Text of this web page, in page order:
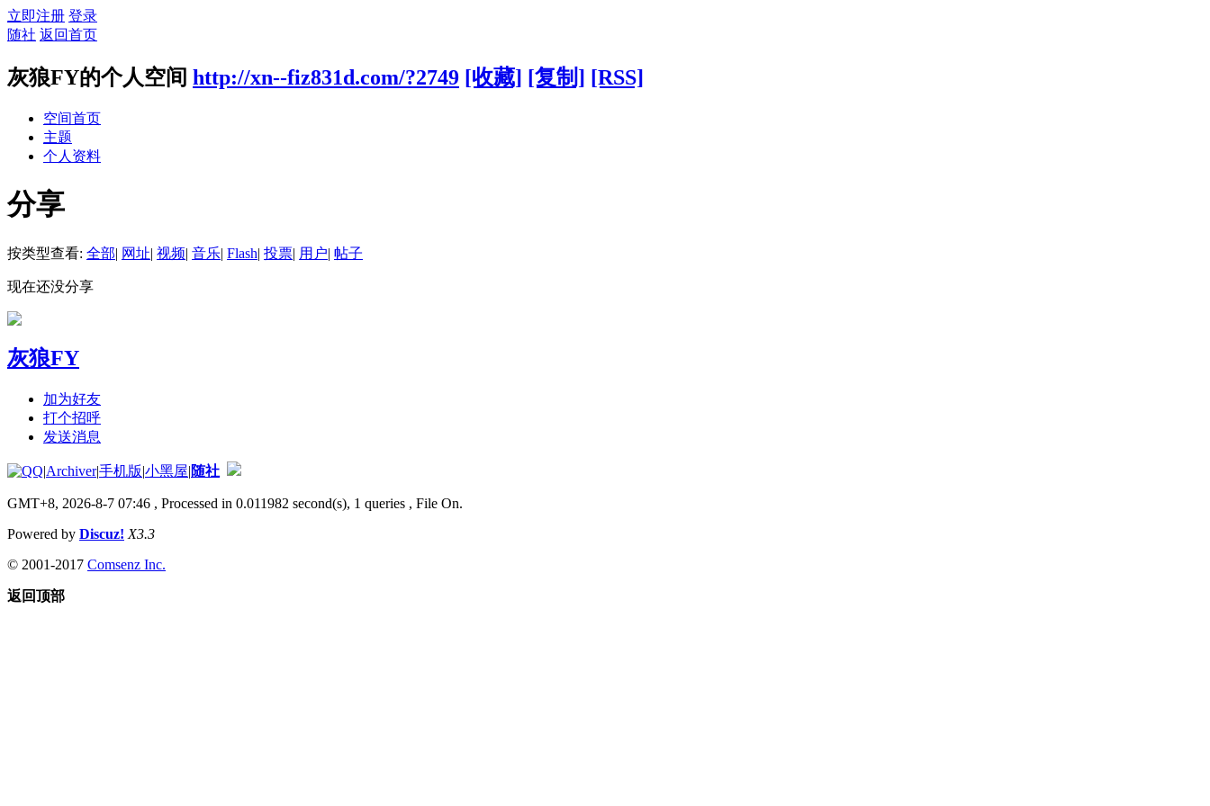
立即注册 登录
随社 返回首页
灰狼FY的个人空间 http://xn--fiz831d.com/?2749 [收藏] [复制] [RSS]
空间首页
主题
个人资料
分享
按类型查看: 全部| 网址| 视频| 音乐| Flash| 投票| 用户| 帖子
现在还没分享
灰狼FY
加为好友
打个招呼
发送消息
|Archiver|手机版|小黑屋|随社
GMT+8, 2026-8-7 07:46 , Processed in 0.011982 second(s), 1 queries , File On.
Powered by Discuz! X3.3
© 2001-2017 Comsenz Inc.
返回顶部